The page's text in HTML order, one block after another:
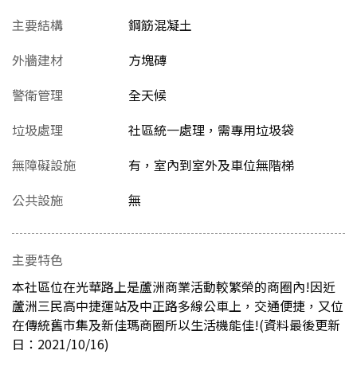
主要結構
鋼筋混凝土
外牆建材
方塊磚
警衛管理
全天候
垃圾處理
社區統一處理，需專用垃圾袋
無障礙設施
有，室內到室外及車位無階梯
公共設施
無
主要特色
本社區位在光華路上是蘆洲商業活動較繁榮的商圈內!因近
蘆洲三民高中捷運站及中正路多線公車上，交通便捷，又位
在傳統舊市集及新佳瑪商圈所以生活機能佳!(資料最後更新
日：2021/10/16)